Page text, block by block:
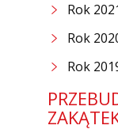
Rok
Rok
Rok